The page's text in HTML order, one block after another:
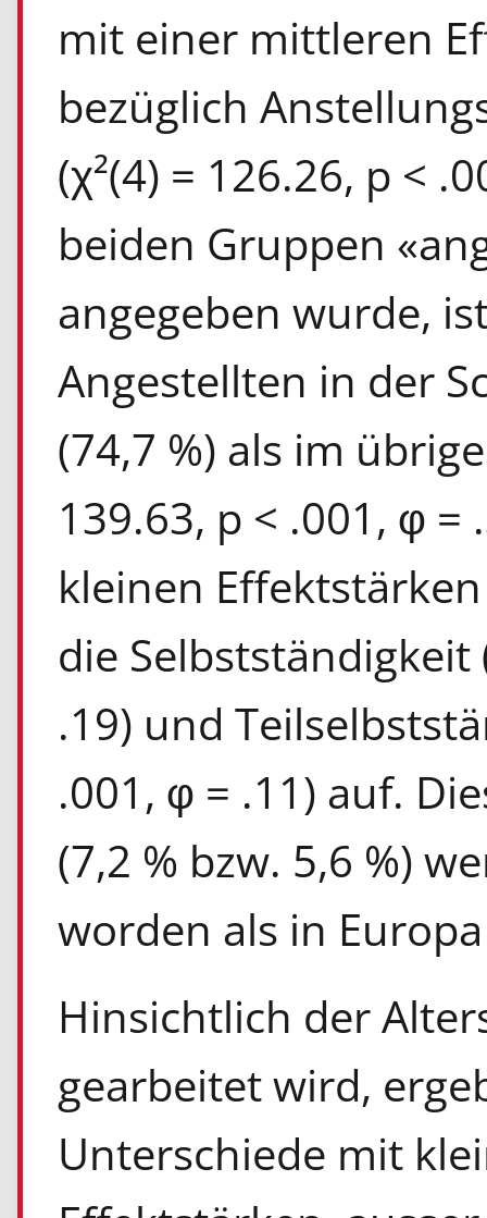
mit einer mittleren
bezüglich
(χ²(4) = 126.26, p <
beiden Gruppen
angegeben wurde,
Angestellten in der
(74,7 %) als im
139.63, p < .001, φ
kleinen
die Selbstständigkeit
.19) und
.001, φ = .11) auf.
(7,2 % bzw. 5,6 %)
worden als in
Hinsichtlich der
gearbeitet wird,
Unterschiede mit